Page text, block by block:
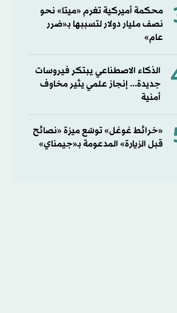
محكمة أميركية تغرم «ميتا» نحو
نصف مليار دولار لتسببها بـ«ضرر
عام»
الذكاء الاصطناعي يبتكر فيروسات
جديدة... إنجاز علمي يثير مخاوف
أمنية
«خرائط غوغل» توسّع ميزة «نصائح
قبل الزيارة» المدعومة بـ«جيمناي»